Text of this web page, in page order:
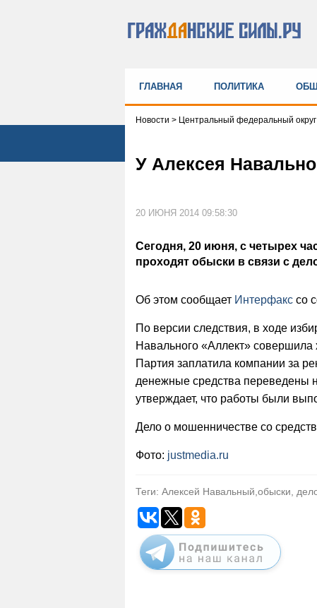
ГЛАВНАЯ ПОЛИТИКА
Новости > Центральный федеральный округ
У Алексея
20 ИЮНЯ 2014 09:58:30
Сегодня, 20 июня, с четырех
проходят обыски в связи с
Об этом сообщает Интерфакс со
По версии следствия, в ходе
Навального «Аллект»
Партия заплатила компании за
денежные средства переведены
утверждает, что работы были
Дело о мошенничестве со
Фото: justmedia.ru
Теги: Алексей Навальный,обыски,